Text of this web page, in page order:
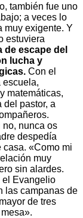
también fue uno
a veces lo
muy exigente. Y
estuviera
de escape del
lucha y
Con el
escuela,
matemáticas,
del pastor, a
no, nunca os
despedía
«Como mi
muy
sin alardes.
el Evangelio
las campanas de
de tres